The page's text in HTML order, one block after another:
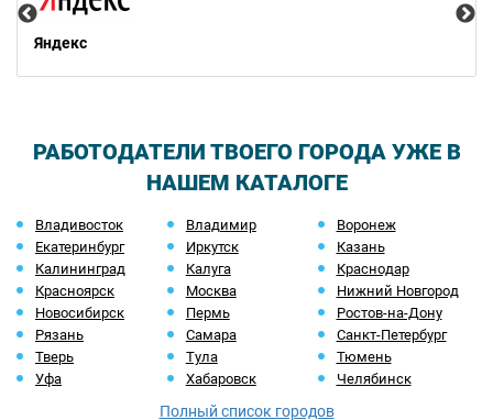
Яндекс
РАБОТОДАТЕЛИ ТВОЕГО ГОРОДА УЖЕ В
НАШЕМ КАТАЛОГЕ
Владивосток Владимир
Воронеж
Екатеринбург
Иркутск
Казань
Калининград
Калуга
Краснодар
Красноярск
Москва
Нижний Новгород
Новосибирск
Пермь
Ростов-на-Дону
Рязань
Самара
Санкт-Петербург
Тверь
Тула
Тюмень
Уфа
Хабаровск Челябинск
Полный список городов